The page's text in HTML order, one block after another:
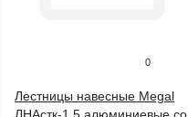
0
Лестницы навесные Megal